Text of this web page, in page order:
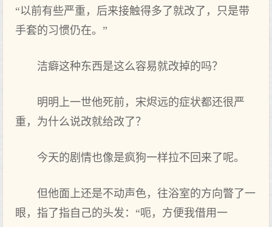
“以前有些严重，后来接触得多了就改了，只是带
手套的习惯仍在。”
洁癖这种东西是这么容易就改掉的吗？
明明上一世他死前，宋烬远的症状都还很严
重，为什么说改就给改了？
今天的剧情也像是疯狗一样拉不回来了呢。
但他面上还是不动声色，往浴室的方向瞥了一
眼，指了指自己的头发：“呃，方便我借用一